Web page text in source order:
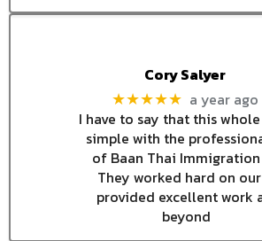
Cory Salyer
★★★★★ a year ago
I have to say that this
simple with the
of Baan Thai
They worked hard on
provided excellent work
beyond